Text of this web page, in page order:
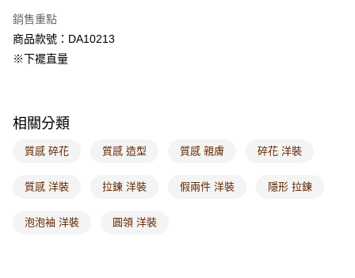
付款後7-11取貨
每筆NT$60，滿NT$1,000(含以上)免運費
付款後門市自取
每筆NT$60，滿NT$1,000(含以上)免運費
銷售重點
商品款號：DA10213
※下襬直量
相關分類
質感 碎花 質感 造型 質感 親膚 碎花 洋裝
質感 洋裝 拉鍊 洋裝 假兩件 洋裝 隱形 拉鍊
泡泡袖 洋裝 圓領 洋裝